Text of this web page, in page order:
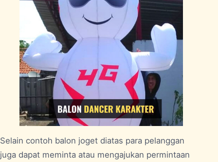
Selain contoh balon joget diatas para pelanggan
juga dapat meminta atau mengajukan permintaan